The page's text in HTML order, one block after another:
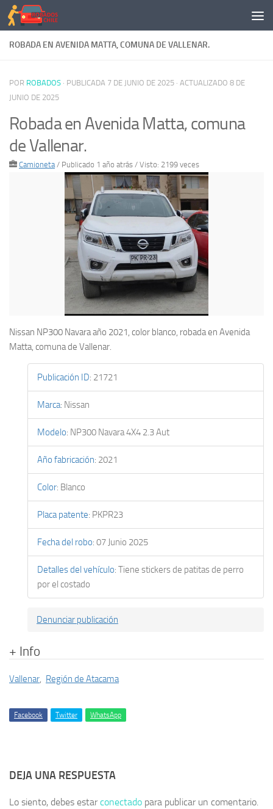
Saltar al contenido
ROBADA EN AVENIDA MATTA, COMUNA DE VALLENAR.
POR ROBADOS · PUBLICADA 7 DE JUNIO DE 2025 · ACTUALIZADO 8 DE
JUNIO DE 2025
Robada en Avenida Matta, comuna
de Vallenar.
Camioneta/ Publicado 1 año atrás / Visto: 2199 veces
Nissan NP300 Navara año 2021, color blanco, robada en Avenida
Matta, comuna de Vallenar.
Publicación ID: 21721
Marca: Nissan
Modelo: NP300 Navara 4X4 2.3 Aut
Año fabricación: 2021
Color: Blanco
Placa patente: PKPR23
Fecha del robo: 07 Junio 2025
Detalles del vehículo: Tiene stickers de patitas de perro
por el costado
Denunciar publicación
+ Info
Vallenar, Región de Atacama
Facebook Twitter WhatsApp
DEJA UNA RESPUESTA
Lo siento, debes estarconectado para publicar un comentario.